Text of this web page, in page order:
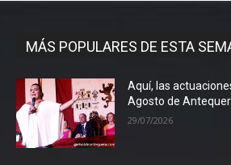
MÁS POPULARES DE ESTA
Aquí, las
Agosto de
29/07/2026